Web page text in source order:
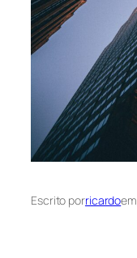
Escrito porricardoem